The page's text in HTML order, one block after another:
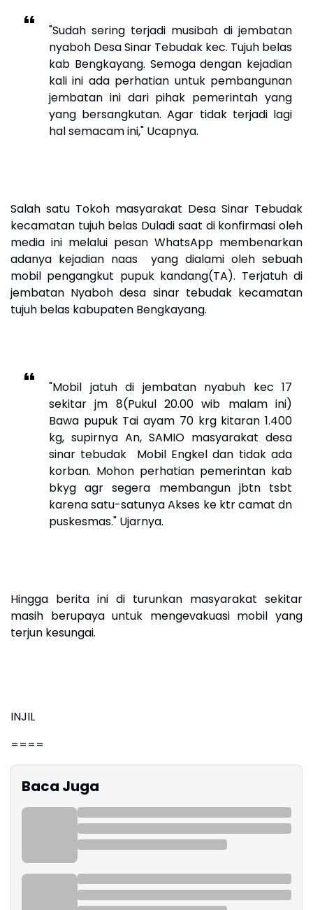
"Sudah sering terjadi musibah di jembatan
nyaboh Desa Sinar Tebudak kec. Tujuh belas
kab Bengkayang. Semoga dengan kejadian
kali ini ada perhatian untuk pembangunan
jembatan ini dari pihak pemerintah yang
yang bersangkutan. Agar tidak terjadi lagi
hal semacam ini," Ucapnya.
Salah satu Tokoh masyarakat Desa Sinar Tebudak
kecamatan tujuh belas Duladi saat di konfirmasi oleh
media ini melalui pesan WhatsApp membenarkan
adanya kejadian naas yang dialami oleh sebuah
mobil pengangkut pupuk kandang(TA). Terjatuh di
jembatan Nyaboh desa sinar tebudak kecamatan
tujuh belas kabupaten Bengkayang.
"Mobil jatuh di jembatan nyabuh kec 17
sekitar jm 8(Pukul 20.00 wib malam ini)
Bawa pupuk Tai ayam 70 krg kitaran 1.400
kg, supirnya An, SAMIO masyarakat desa
sinar tebudak Mobil Engkel dan tidak ada
korban. Mohon perhatian pemerintan kab
bkyg agr segera membangun jbtn tsbt
karena satu-satunya Akses ke ktr camat dn
puskesmas." Ujarnya.
Hingga berita ini di turunkan masyarakat sekitar
masih berupaya untuk mengevakuasi mobil yang
terjun kesungai.
INJIL
====
Baca Juga